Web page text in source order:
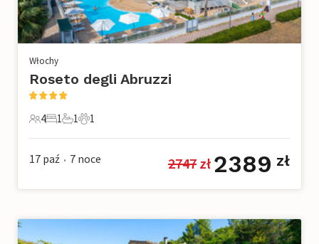
Włochy
Roseto degli Abruzzi
4 Goście
4
1 Sypialnia
1
1 Łazienka
1
1 Zwierzę domowe
1
17 paź • 7 noce 2747 zł 2389 zł